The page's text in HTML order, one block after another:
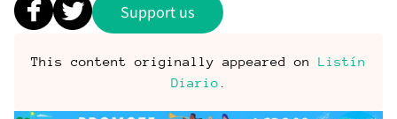
Support us
This content originally appeared on Listín
Diario .